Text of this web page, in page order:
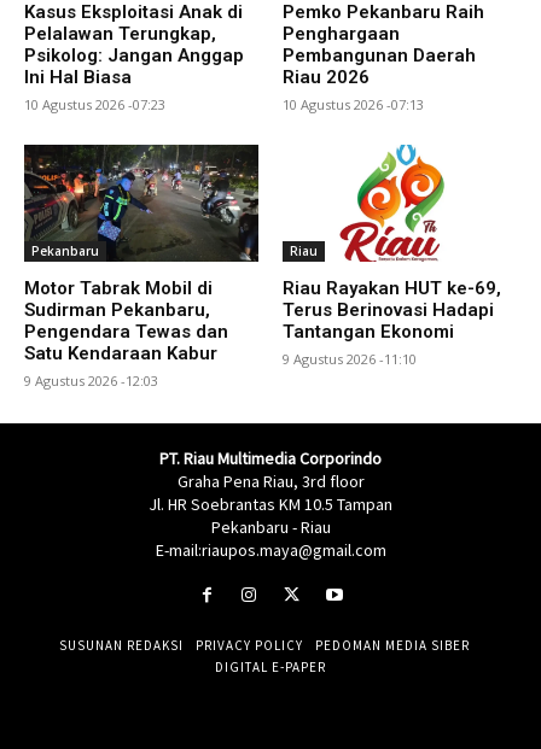
Kasus Eksploitasi Anak di
Pelalawan Terungkap,
Psikolog: Jangan Anggap
Ini Hal Biasa
10 Agustus 2026 -07:23
Pemko Pekanbaru Raih
Penghargaan
Pembangunan Daerah
Riau 2026
10 Agustus 2026 -07:13
Pekanbaru
Motor Tabrak Mobil di
Sudirman Pekanbaru,
Pengendara Tewas dan
Satu Kendaraan Kabur
9 Agustus 2026 -12:03
Riau
Riau Rayakan HUT ke-69,
Terus Berinovasi Hadapi
Tantangan Ekonomi
9 Agustus 2026 -11:10
PT. Riau Multimedia Corporindo
Graha Pena Riau, 3rd floor
Jl. HR Soebrantas KM 10.5 Tampan
Pekanbaru - Riau
E-mail:riaupos.maya@gmail.com
SUSUNAN REDAKSI PRIVACY POLICY
PEDOMAN MEDIA SIBER
DIGITAL E-PAPER